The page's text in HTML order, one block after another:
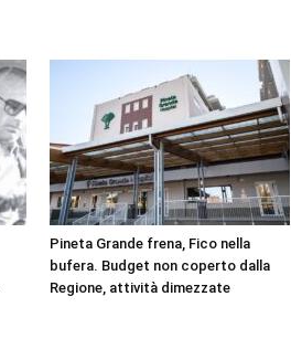
Pineta Grande frena, Fico nella
bufera. Budget non coperto dalla
Regione, attività dimezzate